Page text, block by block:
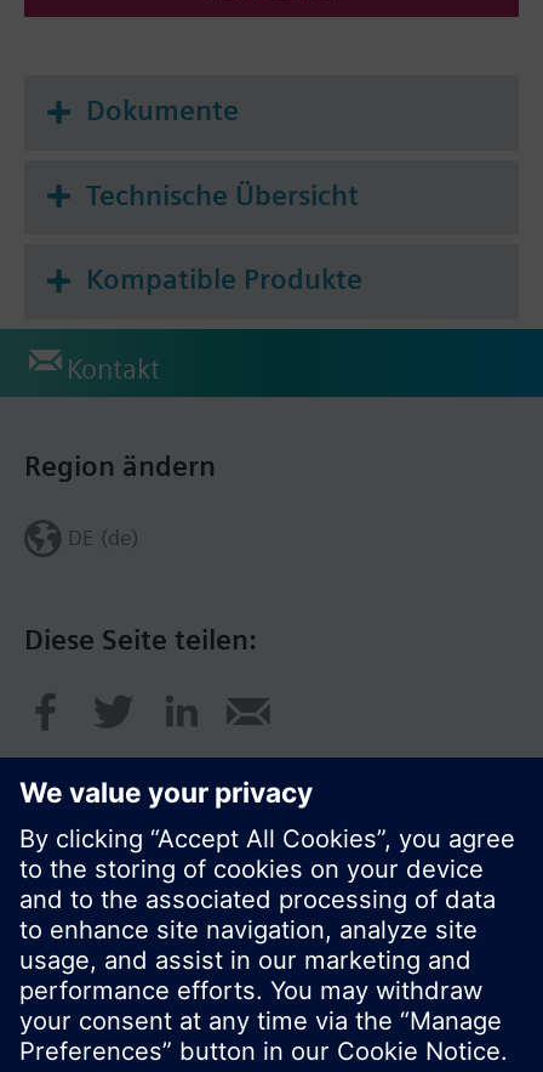
Dokumente
Technische Übersicht
Kompatible Produkte
Kontakt
Diese Seite teilen:
Region ändern
DE (de)
© Siemens Schweiz AG 2020
Preise: unverbindliche Preisempfehlung ohne
MWSt in EUR